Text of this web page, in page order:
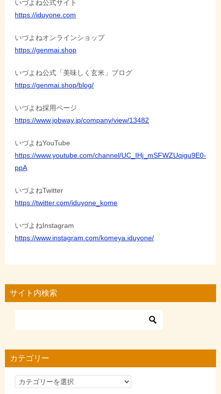
いづよね公式サイト
https://iduyone.com
いづよねオンラインショップ
https://genmai.shop
いづよね公式「美味しく玄米」ブログ
https://genmai.shop/blog/
いづよね採用ページ
https://www.jobway.jp/company/view/13482
いづよねYouTube
https://www.youtube.com/channel/UC_IHj_mSFWZUqigu9E0-
ppA
いづよねTwitter
https://twitter.com/iduyone_kome
いづよねInstagram
https://www.instagram.com/komeya.iduyone/
サイト内検索
カテゴリー
カ